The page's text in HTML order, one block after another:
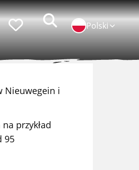
FaworyciZoekenPolski
Nieuwegein i
przykład
95